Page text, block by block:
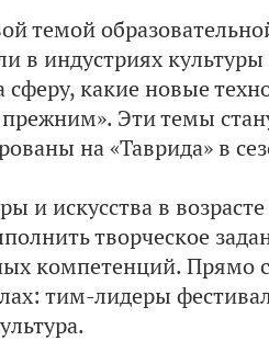
темой
в индустриях культуры
какие новые
Эти темы
на «Таврида» в
и искусства в
творческое
компетенций. Прямо
тим-лидеры